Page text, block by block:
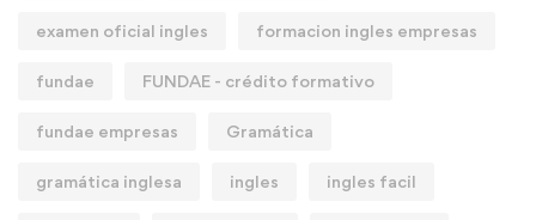
examen oficial ingles formacion ingles empresas
fundae FUNDAE - crédito formativo
fundae empresas Gramática
gramática inglesa ingles ingles facil